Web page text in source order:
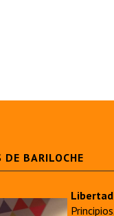
DE BARILOCHE